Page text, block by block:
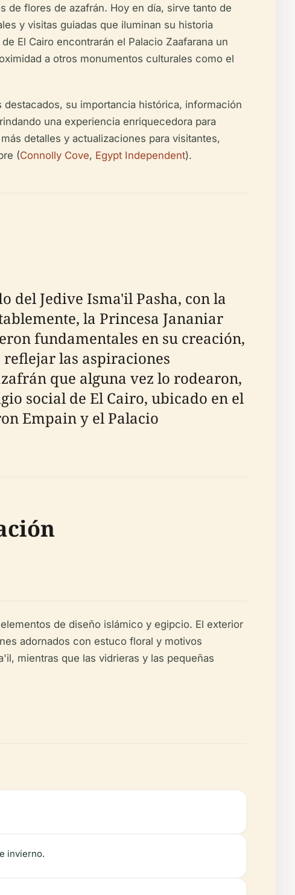
de flores de azafrán. Hoy en día, sirve tanto de
y visitas guiadas que iluminan su historia
El Cairo encontrarán el Palacio Zaafarana un
a otros monumentos culturales como el
su importancia histórica, información
una experiencia enriquecedora para
detalles y actualizaciones para visitantes,
(Connolly Cove, Egypt Independent).
del Jedive Isma'il Pasha, con la
la Princesa Jananiar
fundamentales en su creación,
las aspiraciones
que alguna vez lo rodearon,
social de El Cairo, ubicado en el
Empain y el Palacio
de diseño islámico y egipcio. El exterior
adornados con estuco floral y motivos
mientras que las vidrieras y las pequeñas
invierno.